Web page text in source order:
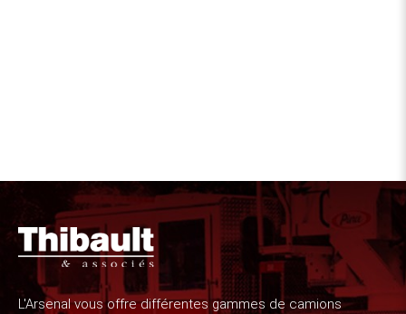
L'Arsenal vous offre différentes gammes de camions